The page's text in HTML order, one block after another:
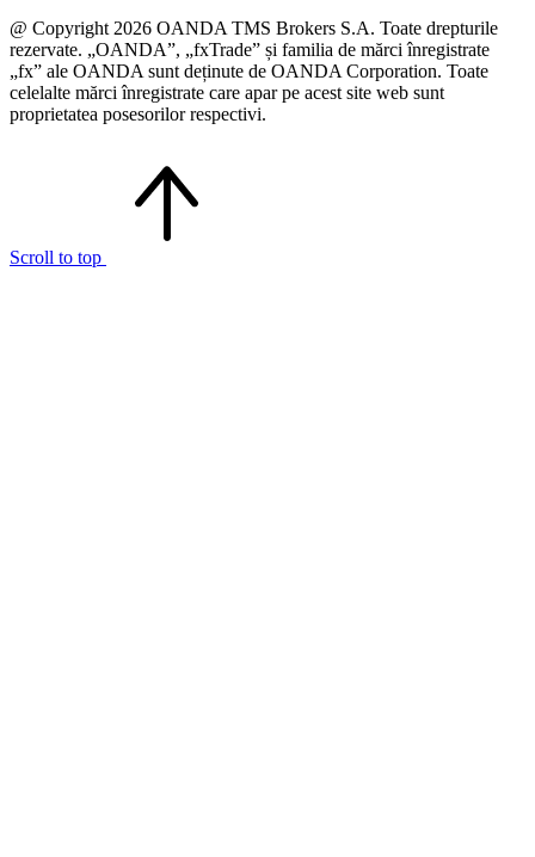
@ Copyright 2026 OANDA TMS Brokers S.A. Toate drepturile
rezervate. „OANDA”, „fxTrade” și familia de mărci înregistrate
„fx” ale OANDA sunt deținute de OANDA Corporation. Toate
celelalte mărci înregistrate care apar pe acest site web sunt
proprietatea posesorilor respectivi.
Scroll to top